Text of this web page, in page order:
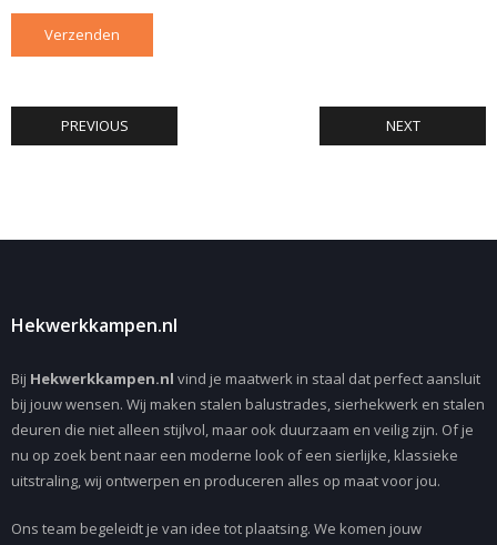
PREVIOUS NEXT
Hekwerkkampen.nl
Bij Hekwerkkampen.nl vind je maatwerk in staal dat perfect aansluit
bij jouw wensen. Wij maken stalen balustrades, sierhekwerk en stalen
deuren die niet alleen stijlvol, maar ook duurzaam en veilig zijn. Of je
nu op zoek bent naar een moderne look of een sierlijke, klassieke
uitstraling, wij ontwerpen en produceren alles op maat voor jou.
Ons team begeleidt je van idee tot plaatsing. We komen jouw